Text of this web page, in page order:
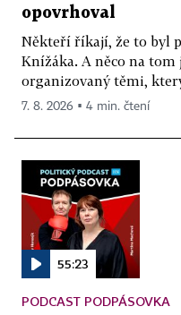
opovrhoval
Někteří říkají, že to byl
Knížáka. A něco na
organizovaný těmi,
7. 8. 2026 ▪ 4 min. čtení
55:23
PODCAST PODPÁSOVKA